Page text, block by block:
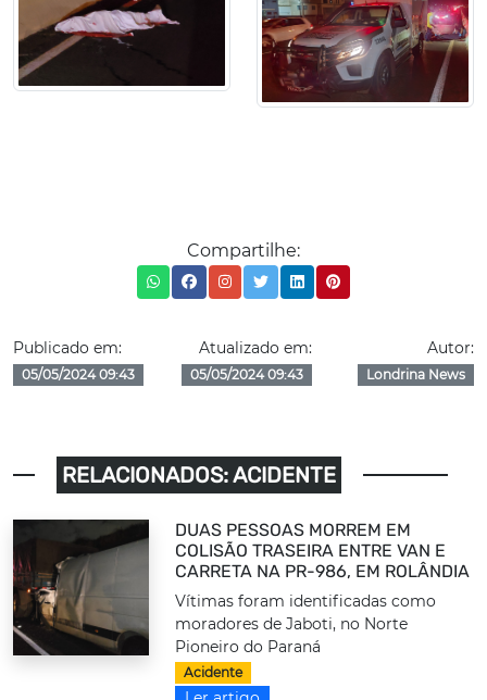
Compartilhe:
Publicado em:
05/05/2024 09:43
Atualizado em:
05/05/2024 09:43
Autor:
Londrina News
RELACIONADOS: ACIDENTE
DUAS PESSOAS MORREM EM
COLISÃO TRASEIRA ENTRE VAN E
CARRETA NA PR-986, EM ROLÂNDIA
Vítimas foram identificadas como
moradores de Jaboti, no Norte
Pioneiro do Paraná
Acidente